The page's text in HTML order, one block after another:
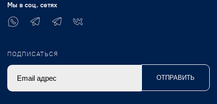
Мы в соц. сетях
ПОДПИСАТЬСЯ
ОТПРАВИТЬ